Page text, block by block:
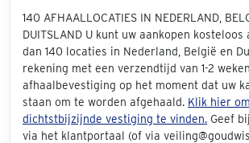
140 AFHAALLOCATIES IN NEDERLAND,
DUITSLAND U kunt uw aankopen
dan 140 locaties in Nederland, België en
rekening met een verzendtijd van 1-2
afhaalbevestiging op het moment dat uw
staan om te worden afgehaald. Klik hier
dichtstbijzijnde vestiging te vinden. Geef
via het klantportaal (of via